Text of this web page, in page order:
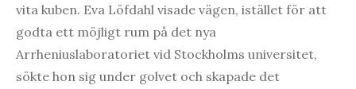
vita kuben. Eva Löfdahl visade vägen, istället för att
godta ett möjligt rum på det nya
Arrheniuslaboratoriet vid Stockholms universitet,
sökte hon sig under golvet och skapade det